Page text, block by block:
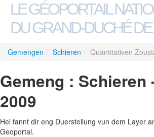
LE GÉOPORTAIL
DU GRAND-DUCHÉ
Gemengen / Schieren / Quantitativen
Gemeng :
2009
Hei fannt dir eng Duerstellung vun dem Layer
Geoportal.